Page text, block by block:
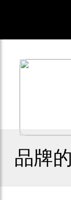
品牌